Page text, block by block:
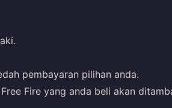
pembayaran pilihan anda.
Fire yang anda beli akan